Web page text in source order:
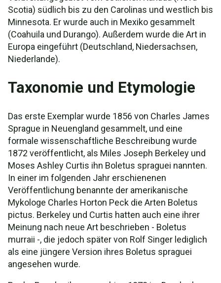
Scotia) südlich bis zu den Carolinas und westlich bis
Minnesota. Er wurde auch in Mexiko gesammelt
(Coahuila und Durango). Außerdem wurde die Art in
Europa eingeführt (Deutschland, Niedersachsen,
Niederlande).
Taxonomie und Etymologie
Das erste Exemplar wurde 1856 von Charles James
Sprague in Neuengland gesammelt, und eine
formale wissenschaftliche Beschreibung wurde
1872 veröffentlicht, als Miles Joseph Berkeley und
Moses Ashley Curtis ihn Boletus spraguei nannten.
In einer im folgenden Jahr erschienenen
Veröffentlichung benannte der amerikanische
Mykologe Charles Horton Peck die Arten Boletus
pictus. Berkeley und Curtis hatten auch eine ihrer
Meinung nach neue Art beschrieben - Boletus
murraii -, die jedoch später von Rolf Singer lediglich
als eine jüngere Version ihres Boletus spraguei
angesehen wurde.